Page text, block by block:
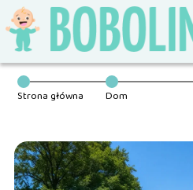
Strona główna Dom